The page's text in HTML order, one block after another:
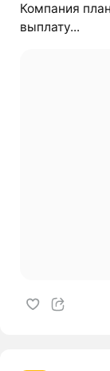
Компания
выплату...